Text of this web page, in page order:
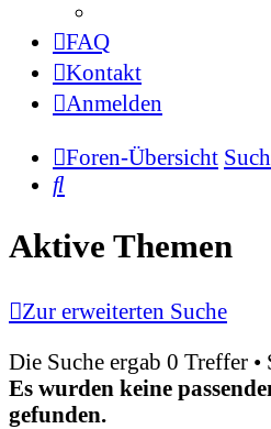
FAQ
Kontakt
Anmelden
Foren-Übersicht
Aktive Themen
Zur erweiterten Suche
Die Suche ergab 0 Treffer •
Es wurden keine
gefunden.